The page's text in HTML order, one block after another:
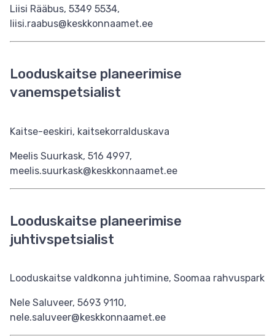
Liisi Rääbus, 5349 5534,
liisi.raabus@keskkonnaamet.ee
Looduskaitse planeerimise
vanemspetsialist
Kaitse-eeskiri, kaitsekorralduskava
Meelis Suurkask, 516 4997,
meelis.suurkask@keskkonnaamet.ee
Looduskaitse planeerimise
juhtivspetsialist
Looduskaitse valdkonna juhtimine, Soomaa rahvuspark
Nele Saluveer, 5693 9110,
nele.saluveer@keskkonnaamet.ee